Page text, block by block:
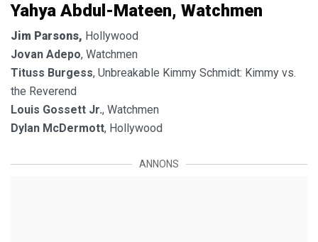
Yahya Abdul-Mateen, Watchmen
Jim Parsons, Hollywood
Jovan Adepo, Watchmen
Tituss Burgess, Unbreakable Kimmy Schmidt: Kimmy vs.
the Reverend
Louis Gossett Jr., Watchmen
Dylan McDermott, Hollywood
ANNONS